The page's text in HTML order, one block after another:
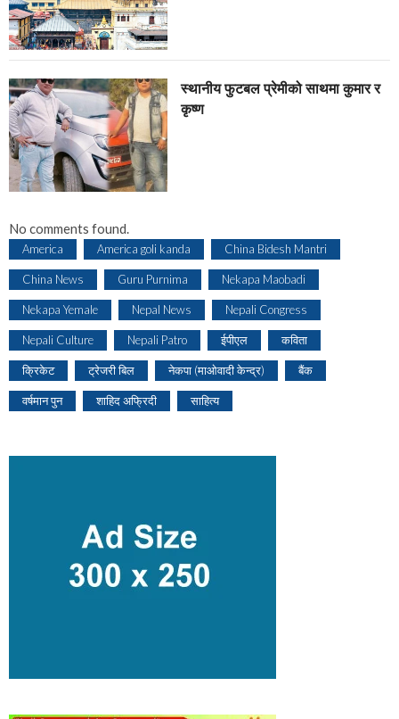
स्थानीय फुटबल प्रेमीको साथमा कुमार र
कृष्ण
No comments found.
America America goli kanda China Bidesh Mantri
China News Guru Purnima Nekapa Maobadi
Nekapa Yemale Nepal News Nepali Congress
Nepali Culture Nepali Patro ईपीएल कविता
क्रिकेट ट्रेजरी बिल नेकपा (माओवादी केन्द्र) बैंक
वर्षमान पुन शाहिद अफ्रिदी साहित्य